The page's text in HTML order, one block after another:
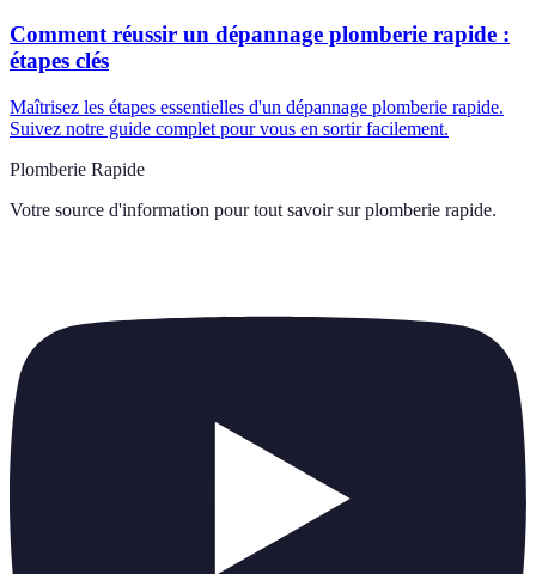
Comment réussir un dépannage plomberie rapide :
étapes clés
Maîtrisez les étapes essentielles d'un dépannage plomberie rapide.
Suivez notre guide complet pour vous en sortir facilement.
Plomberie Rapide
Votre source d'information pour tout savoir sur plomberie rapide.